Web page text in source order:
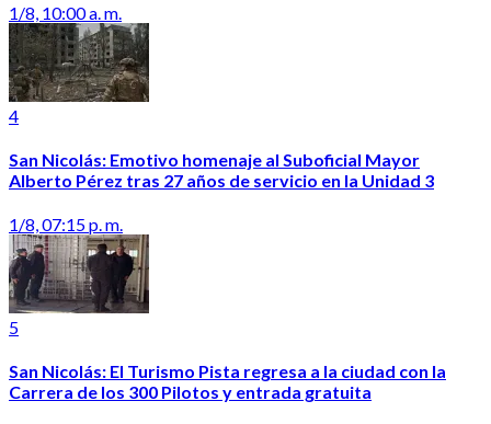
1/8, 10:00 a. m.
4
San Nicolás: Emotivo homenaje al Suboficial Mayor
Alberto Pérez tras 27 años de servicio en la Unidad 3
1/8, 07:15 p. m.
5
San Nicolás: El Turismo Pista regresa a la ciudad con la
Carrera de los 300 Pilotos y entrada gratuita